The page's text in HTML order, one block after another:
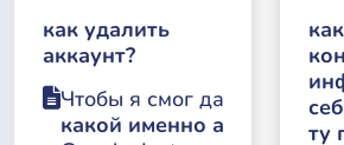
как удалить
аккаунт?
Чтобы я смог дать вам
какой именно аккаунт выту